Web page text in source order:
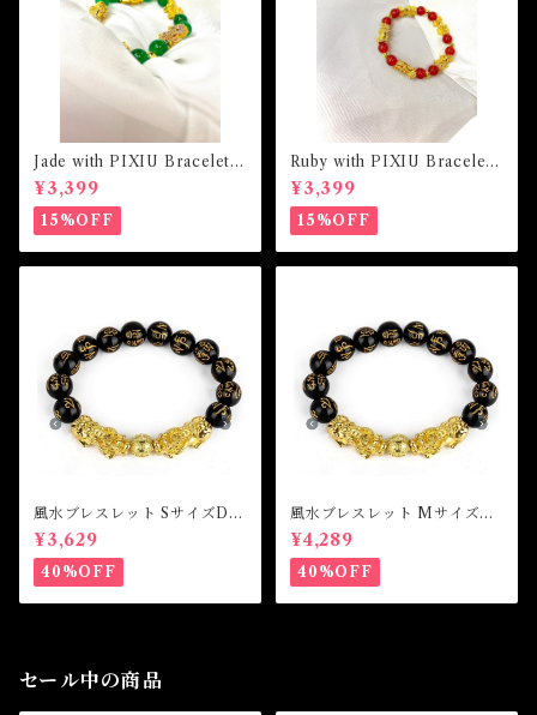
Jade with PIXIU Bracelet
ジェイドウィズピクシウブレ
スレット
¥3,399
15%OFF
Ruby with PIXIU Bracelet
ルビーウィズピクシウブレス
レット
¥3,399
15%OFF
風水ブレスレット SサイズDo
uble Piyao Lucky Wealth B
racelet
¥3,629
40%OFF
風水ブレスレット MサイズDo
uble Piyao Lucky Wealth B
racelet
¥4,289
40%OFF
セール中の商品